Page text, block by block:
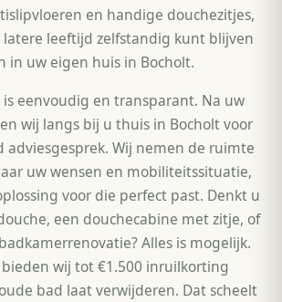
en handige douchezitjes,
latere leeftijd zelfstandig kunt blijven
in uw eigen huis in Bocholt.
is eenvoudig en transparant. Na uw
wij langs bij u thuis in Bocholt voor
adviesgesprek. Wij nemen de ruimte
uw wensen en mobiliteitssituatie,
voor die perfect past. Denkt u
een douchecabine met zitje, of
Alles is mogelijk.
wij tot €1.500 inruilkorting
bad laat verwijderen. Dat scheelt